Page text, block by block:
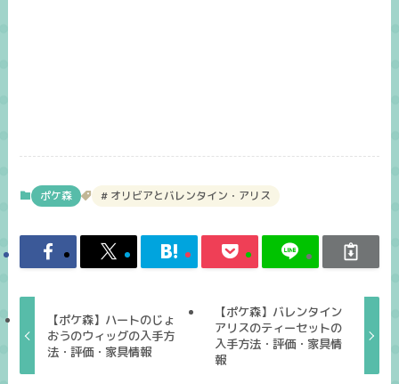
ポケ森 オリビアとバレンタイン・アリス
【ポケ森】ハートのじょ
おうのウィッグの入手方
法・評価・家具情報
【ポケ森】バレンタイン
アリスのティーセットの
入手方法・評価・家具情
報